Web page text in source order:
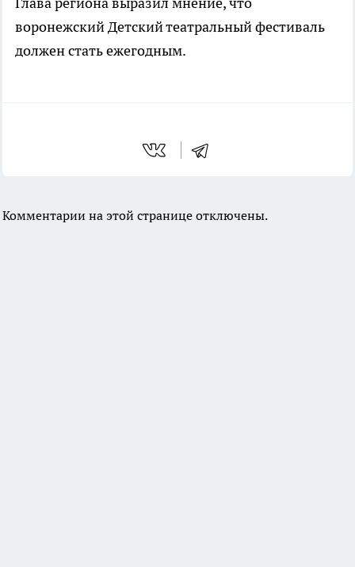
воронежский Детский театральный фестиваль
должен стать ежегодным.
Комментарии на этой странице отключены.